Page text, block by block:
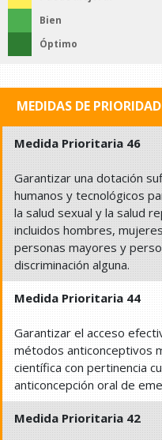
Bien
Óptimo
MEDIDAS DE PRIORIDAD
Medida Prioritaria 46
Garantizar una dotación
humanos y tecnológicos
la salud sexual y la salud
incluidos hombres,
personas mayores y
discriminación alguna.
Medida Prioritaria 44
Garantizar el acceso
métodos anticonceptivos
científica con pertinencia
anticoncepción oral de
Medida Prioritaria 42